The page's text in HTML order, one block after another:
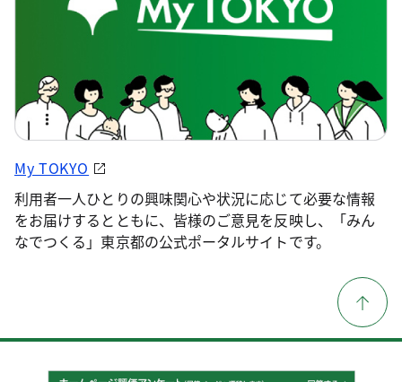
My TOKYO
利用者一人ひとりの興味関心や状況に応じて必要な情報
をお届けするとともに、皆様のご意見を反映し、「みん
なでつくる」東京都の公式ポータルサイトです。